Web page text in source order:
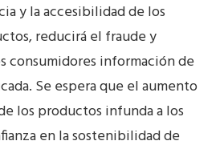
y la accesibilidad de los
reducirá el fraude y
consumidores información de
Se espera que el aumento
los productos infunda a los
en la sostenibilidad de